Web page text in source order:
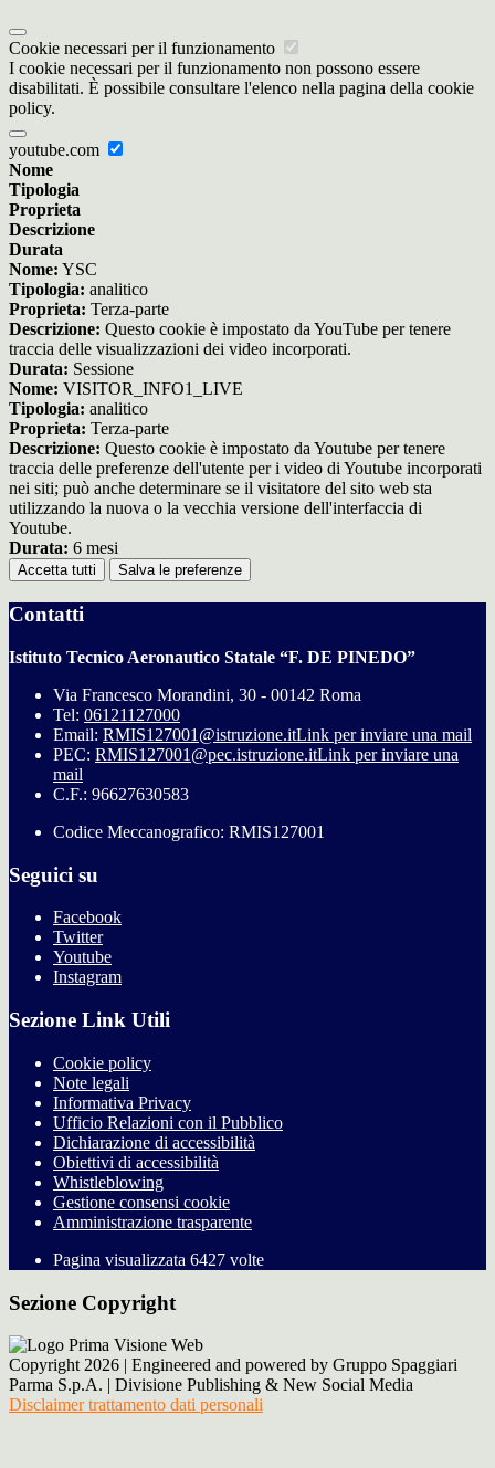
Cookie necessari per il funzionamento
I cookie necessari per il funzionamento non possono essere
disabilitati. È possibile consultare l'elenco nella pagina della cookie
policy.
youtube.com
Nome
Tipologia
Proprieta
Descrizione
Durata
Nome: YSC
Tipologia: analitico
Proprieta: Terza-parte
Descrizione: Questo cookie è impostato da YouTube per tenere
traccia delle visualizzazioni dei video incorporati.
Durata: Sessione
Nome: VISITOR_INFO1_LIVE
Tipologia: analitico
Proprieta: Terza-parte
Descrizione: Questo cookie è impostato da Youtube per tenere
traccia delle preferenze dell'utente per i video di Youtube incorporati
nei siti; può anche determinare se il visitatore del sito web sta
utilizzando la nuova o la vecchia versione dell'interfaccia di
Youtube.
Durata: 6 mesi
Accetta tutti Salva le preferenze
Contatti
Istituto Tecnico Aeronautico Statale “F. DE PINEDO”
Via Francesco Morandini, 30 - 00142 Roma
Tel: 06121127000
Email: RMIS127001@istruzione.itLink per inviare una mail
PEC: RMIS127001@pec.istruzione.itLink per inviare una
mail
C.F.: 96627630583
Codice Meccanografico: RMIS127001
Seguici su
Facebook
Twitter
Youtube
Instagram
Sezione Link Utili
Cookie policy
Note legali
Informativa Privacy
Ufficio Relazioni con il Pubblico
Dichiarazione di accessibilità
Obiettivi di accessibilità
Whistleblowing
Gestione consensi cookie
Amministrazione trasparente
Pagina visualizzata 6427 volte
Sezione Copyright
Copyright 2026 | Engineered and powered by Gruppo Spaggiari
Parma S.p.A. | Divisione Publishing & New Social Media
Disclaimer trattamento dati personali